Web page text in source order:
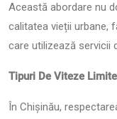
Această abordare nu
calitatea vieții urbane,
care utilizează servicii
Tipuri De Viteze
În Chișinău,